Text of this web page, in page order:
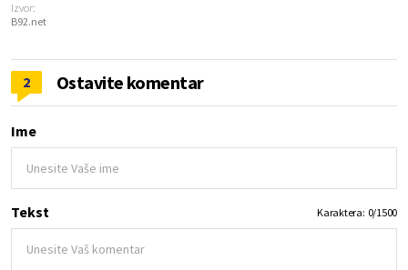
Izvor:
B92.net
2 Ostavite komentar
Ime
Tekst Karaktera: 0/1500